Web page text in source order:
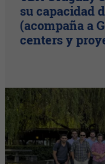
su capacidad
(acompaña a
centers y